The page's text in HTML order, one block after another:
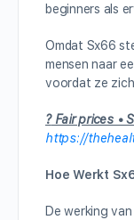
beginners als
Omdat Sx66
mensen naar
voordat ze zich
?Fair prices •
https://
Hoe Werkt
De werking